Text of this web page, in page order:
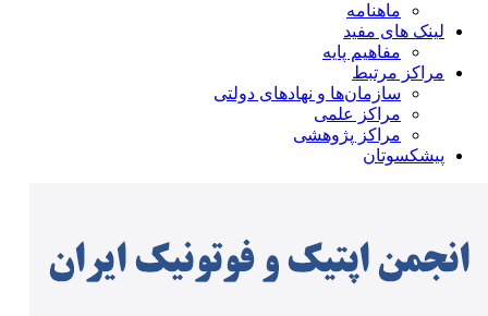
ماهنامه
لینک های مفید
مفاهیم پایه
مراکز مرتبط
سازمان‌ها و نهادهای دولتی
مراکز علمی
مراکز پژوهشی
پیشکسوتان